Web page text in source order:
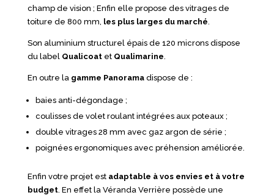
champ de vision ; Enfin elle propose des vitrages de
toiture de 800 mm, les plus larges du marché
Son aluminium structurel épais de 120 microns dispose
du label Qualicoatet Qualimarine
En outre la gamme Panoramadispose de :
baies anti-dégondage ;
coulisses de volet roulant intégrées aux poteaux ;
double vitrages 28 mm avec gaz argon de série ;
poignées ergonomiques avec préhension améliorée.
Enfin votre projet est adaptable à vos envies et à votre
budget. En effet la Véranda Verrière possède une